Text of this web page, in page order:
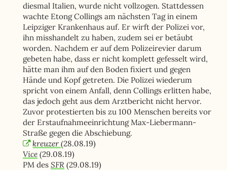
diesmal Italien, wurde nicht vollzogen. Stattdessen
wachte Etong Collings am nächsten Tag in einem
Leipziger Krankenhaus auf. Er wirft der Polizei vor,
ihn misshandelt zu haben, zudem sei er betäubt
worden. Nachdem er auf dem Polizeirevier darum
gebeten habe, dass er nicht komplett gefesselt wird,
hätte man ihm auf den Boden fixiert und gegen
Hände und Kopf getreten. Die Polizei wiederum
spricht von einem Anfall, denn Collings erlitten habe,
das jedoch geht aus dem Arztbericht nicht hervor.
Zuvor protestierten bis zu 100 Menschen bereits vor
der Erstaufnahmeeinrichtung Max-Liebermann-
Straße gegen die Abschiebung.
kreuzer(28.08.19)
Vice (29.08.19)
PM des SFR(29.08.19)